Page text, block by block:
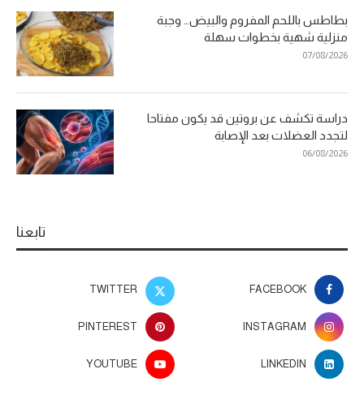
بطاطس باللحم المفروم والبيض… وجبة
منزلية شهية بخطوات سهلة
07/08/2026
دراسة تكشف عن بروتين قد يكون مفتاحا
لتجدد العضلات بعد الإصابة
06/08/2026
تابعنا
FACEBOOK
TWITTER
INSTAGRAM
PINTEREST
LINKEDIN
YOUTUBE